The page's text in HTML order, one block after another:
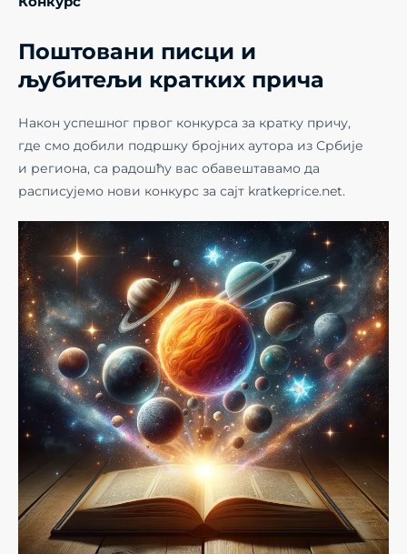
Поштовани писци и
љубитељи кратких прича
Након успешног првог конкурса за кратку причу,
где смо добили подршку бројних аутора из Србије
и региона, са радошћу вас обавештавамо да
расписујемо нови конкурс за сајт kratkeprice.net.